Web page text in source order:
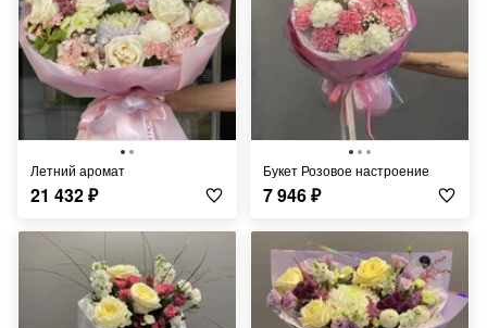
Летний аромат
21 432₽
Букет Розовое настроение
7 946₽